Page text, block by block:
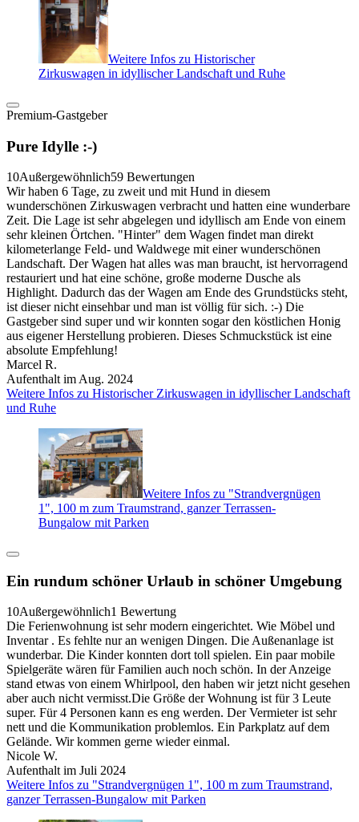
Weitere Infos zu Historischer
Zirkuswagen in idyllischer Landschaft und Ruhe
Premium-Gastgeber
Pure Idylle :-)
10Außergewöhnlich59 Bewertungen
Wir haben 6 Tage, zu zweit und mit Hund in diesem
wunderschönen Zirkuswagen verbracht und hatten eine wunderbare
Zeit. Die Lage ist sehr abgelegen und idyllisch am Ende von einem
sehr kleinen Örtchen. "Hinter" dem Wagen findet man direkt
kilometerlange Feld- und Waldwege mit einer wunderschönen
Landschaft. Der Wagen hat alles was man braucht, ist hervorragend
restauriert und hat eine schöne, große moderne Dusche als
Highlight. Dadurch das der Wagen am Ende des Grundstücks steht,
ist dieser nicht einsehbar und man ist völlig für sich. :-) Die
Gastgeber sind super und wir konnten sogar den köstlichen Honig
aus eigener Herstellung probieren. Dieses Schmuckstück ist eine
absolute Empfehlung!
Marcel R.
Aufenthalt im Aug. 2024
Weitere Infos zu Historischer Zirkuswagen in idyllischer Landschaft
und Ruhe
Weitere Infos zu "Strandvergnügen
1", 100 m zum Traumstrand, ganzer Terrassen-
Bungalow mit Parken
Ein rundum schöner Urlaub in schöner Umgebung
10Außergewöhnlich1 Bewertung
Die Ferienwohnung ist sehr modern eingerichtet. Wie Möbel und
Inventar . Es fehlte nur an wenigen Dingen. Die Außenanlage ist
wunderbar. Die Kinder konnten dort toll spielen. Ein paar mobile
Spielgeräte wären für Familien auch noch schön. In der Anzeige
stand etwas von einem Whirlpool, den haben wir jetzt nicht gesehen
aber auch nicht vermisst.Die Größe der Wohnung ist für 3 Leute
super. Für 4 Personen kann es eng werden. Der Vermieter ist sehr
nett und die Kommunikation problemlos. Ein Parkplatz auf dem
Gelände. Wir kommen gerne wieder einmal.
Nicole W.
Aufenthalt im Juli 2024
Weitere Infos zu "Strandvergnügen 1", 100 m zum Traumstrand,
ganzer Terrassen-Bungalow mit Parken